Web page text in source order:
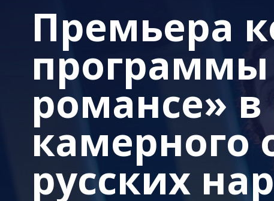
Премьера
романсе»
камерного
русских